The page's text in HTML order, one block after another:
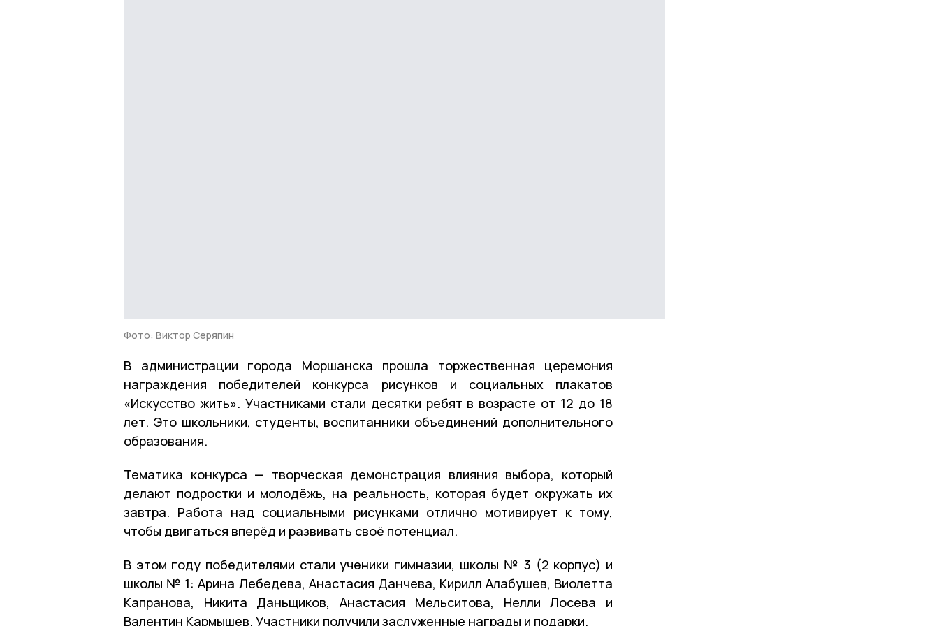
Фото: Виктор Серяпин
В администрации города Моршанска прошла торжественная церемония
награждения победителей конкурса рисунков и социальных плакатов
«Искусство жить». Участниками стали десятки ребят в возрасте от 12 до 18
лет. Это школьники, студенты, воспитанники объединений дополнительного
образования.
Тематика конкурса — творческая демонстрация влияния выбора, который
делают подростки и молодёжь, на реальность, которая будет окружать их
завтра. Работа над социальными рисунками отлично мотивирует к тому,
чтобы двигаться вперёд и развивать своё потенциал.
В этом году победителями стали ученики гимназии, школы № 3 (2 корпус) и
школы № 1: Арина Лебедева, Анастасия Данчева, Кирилл Алабушев, Виолетта
Капранова, Никита Даньщиков, Анастасия Мельситова, Нелли Лосева и
Валентин Кармышев. Участники получили заслуженные награды и подарки.